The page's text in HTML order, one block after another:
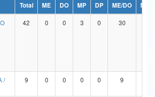
Inovações e Comunicações
Regional
Total ME DO MP DP ME/DO
MP/
42 0 0 3 0 30
/
9 0 0 0 0 9